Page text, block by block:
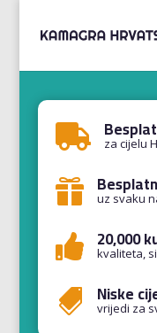
 za cijelu
 uz svaku
 20,000
kvaliteta,
 Niske
vrijedi za